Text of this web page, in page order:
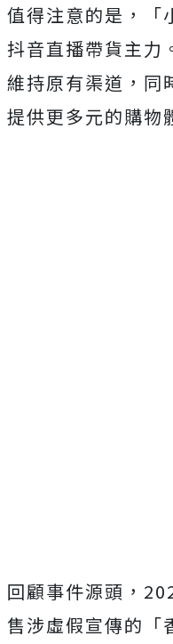
值得注意的是，「
抖音直播帶貨主力
維持原有渠道，同
提供更多元的購物
回顧事件源頭，
售涉虛假宣傳的「